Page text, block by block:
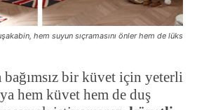
hem suyun sıçramasını önler hem de lüks
bir küvet için yeterli
hem küvet hem de duş